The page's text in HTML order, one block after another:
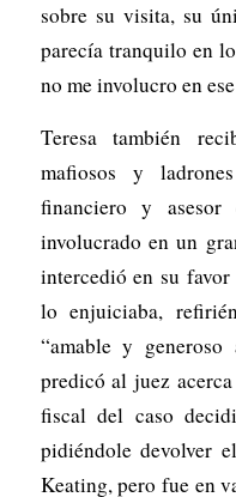
sobre su visita, su
parecía tranquilo en
no me involucro en
Teresa también
mafiosos y
financiero y asesor
involucrado en un
intercedió en su
lo enjuiciaba,
“amable y
predicó al juez
fiscal del caso
pidiéndole devolver
Keating, pero fue en